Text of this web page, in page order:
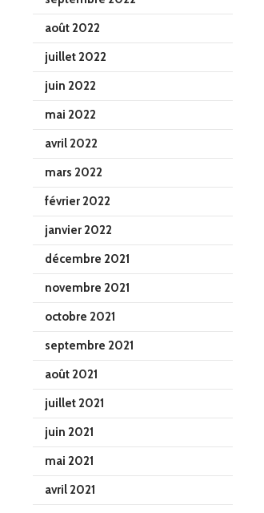
août 2022
juillet 2022
juin 2022
mai 2022
avril 2022
mars 2022
février 2022
janvier 2022
décembre 2021
novembre 2021
octobre 2021
septembre 2021
août 2021
juillet 2021
juin 2021
mai 2021
avril 2021